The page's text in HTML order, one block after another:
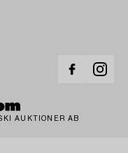
AUKTIONER AB